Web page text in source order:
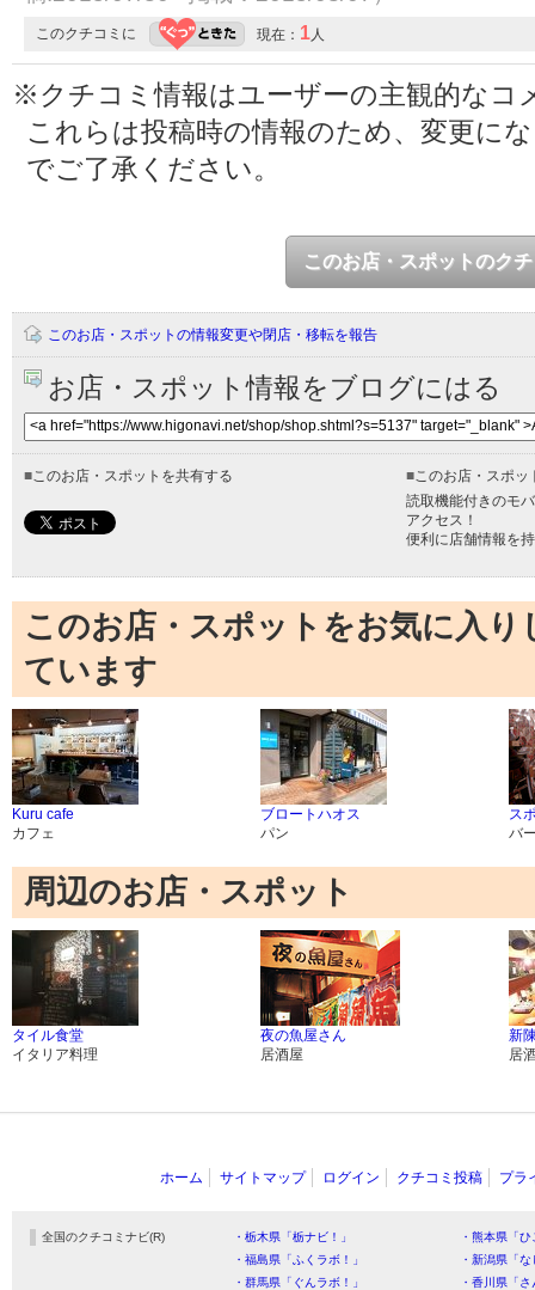
このクチコミに 現在： 1 人
※クチコミ情報はユーザーの主観的なコ
これらは投稿時の情報のため、変更に
でご了承ください。
このお店・スポットのク
このお店・スポットの情報変更や閉店・移転を報告
お店・スポット情報をブログにはる
■ このお店・スポットを共有する ■ このお店・スポ
読取機能付きのモ
アクセス！
便利に店舗情報を
このお店・スポットをお気に入
ています
Kuru cafe
カフェ
ブロートハオス
パン
ス
バ
周辺のお店・スポット
タイル食堂
イタリア料理
夜の魚屋さん
居酒屋
新
居
ホーム サイトマップ ログイン クチコミ投稿 プラ
全国のクチコミナビ(R) ・栃木県「栃ナビ！」
・熊本県「
・福島県「ふくラボ！」
・新潟県「
・群馬県「ぐんラボ！」
・香川県「